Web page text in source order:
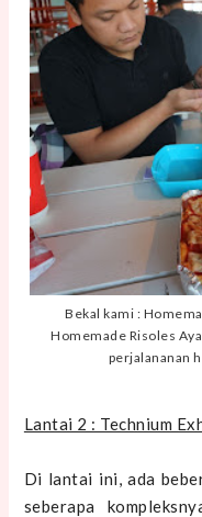
Bekal kami :
Homemade Risoles
perjalananan
Lantai 2 : Technium
Di lantai ini, ada
seberapa